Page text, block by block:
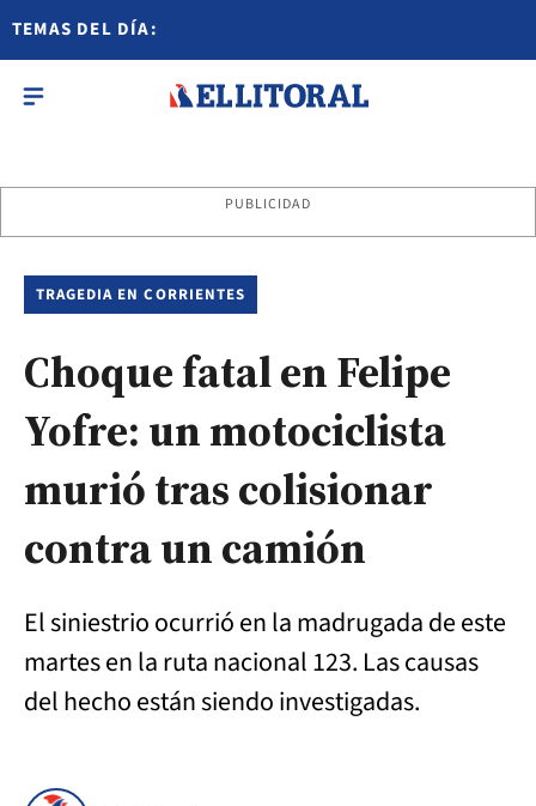
TEMAS DEL DÍA:
PUBLICIDAD
TRAGEDIA EN CORRIENTES
Choque fatal en Felipe
Yofre: un motociclista
murió tras colisionar
contra un camión
El siniestrio ocurrió en la madrugada de este
martes en la ruta nacional 123. Las causas
del hecho están siendo investigadas.